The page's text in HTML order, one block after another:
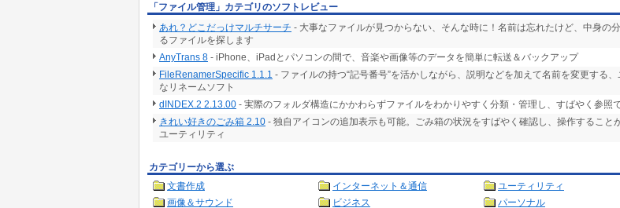
「ファイル管理」カテゴリのソフトレビュー
あれ？どこだっけマルチサーチ - 大事なファイルが見つからない、そんな時に！名前は忘れたけど、中身の
るファイルを探します
AnyTrans 8 - iPhone、iPadとパソコンの間で、音楽や画像等のデータを簡単に転送＆バックアップ
FileRenamerSpecific 1.1.1 - ファイルの持つ“記号番号”を活かしながら、説明などを加えて名前を変更する、
なリネームソフト
dINDEX.2 2.13.00 - 実際のフォルダ構造にかかわらずファイルをわかりやすく分類・管理し、すばやく参照
きれい好きのごみ箱 2.10 - 独自アイコンの追加表示も可能。ごみ箱の状況をすばやく確認し、操作すること
ユーティリティ
カテゴリーから選ぶ
文書作成
インターネット＆通信
ユーティリティ
画像＆サウンド
ビジネス
パーソナル